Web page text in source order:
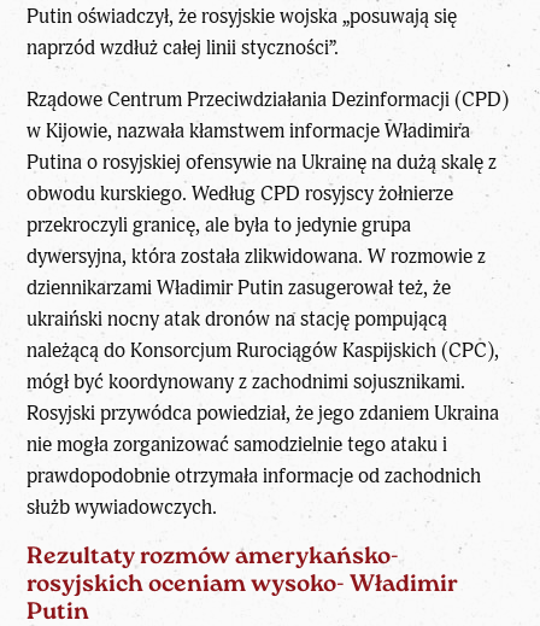
Putin oświadczył, że rosyjskie wojska „posuwają się
naprzód wzdłuż całej linii styczności”.
Rządowe Centrum Przeciwdziałania Dezinformacji (CPD)
w Kijowie, nazwała kłamstwem informacje Władimira
Putina o rosyjskiej ofensywie na Ukrainę na dużą skalę z
obwodu kurskiego. Według CPD rosyjscy żołnierze
przekroczyli granicę, ale była to jedynie grupa
dywersyjna, która została zlikwidowana. W rozmowie z
dziennikarzami Władimir Putin zasugerował też, że
ukraiński nocny atak dronów na stację pompującą
należącą do Konsorcjum Rurociągów Kaspijskich (CPC),
mógł być koordynowany z zachodnimi sojusznikami.
Rosyjski przywódca powiedział, że jego zdaniem Ukraina
nie mogła zorganizować samodzielnie tego ataku i
prawdopodobnie otrzymała informacje od zachodnich
służb wywiadowczych.
Rezultaty rozmów amerykańsko-
rosyjskich oceniam wysoko- Władimir
Putin